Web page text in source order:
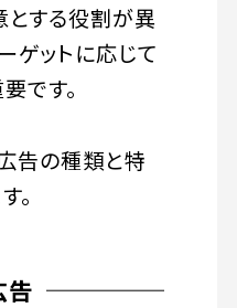
する役割が異
ゲットに応じて
です。
告の種類と特
。
告